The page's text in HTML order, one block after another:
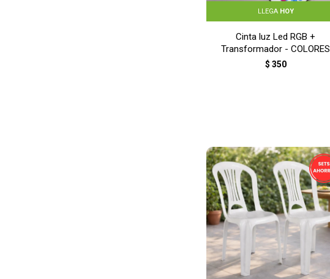
LLEGA HOY
Cinta luz Led RGB +
Transformador - COLORES
$ 350